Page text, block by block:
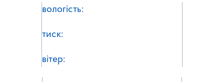
вологість:
тиск:
вітер: